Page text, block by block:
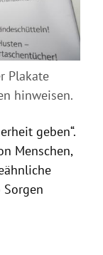
Plakate
hinweisen.
geben“.
Menschen,